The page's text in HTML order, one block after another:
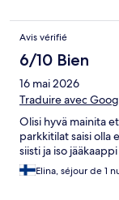
Avis vérifié
6/10 Bien
16 mai 2026
Traduire avec
Olisi hyvä mainita
parkkitilat saisi olla
siisti ja iso
Elina, séjour de 1